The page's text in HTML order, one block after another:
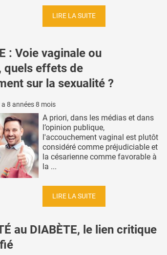
LIRE LA SUITE
: Voie vaginale ou
quels effets de
sur la sexualité ?
a 8 années 8 mois
A priori, dans les médias et dans
l’opinion publique,
l'accouchement vaginal est plutôt
considéré comme préjudiciable et
la césarienne comme favorable à
la ...
LIRE LA SUITE
au DIABÈTE, le lien critique